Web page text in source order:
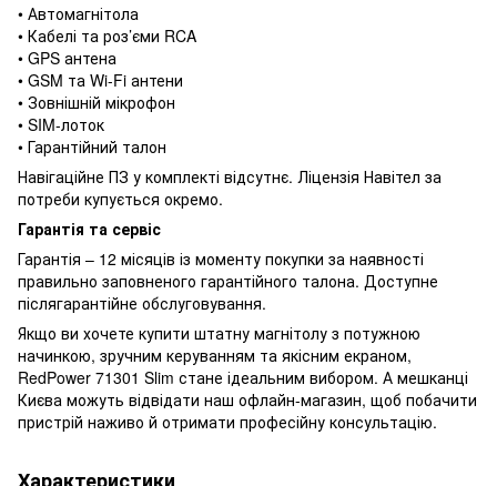
• Автомагнітола
• Кабелі та роз’єми RCA
• GPS антена
• GSM та Wi-Fi антени
• Зовнішній мікрофон
• SIM-лоток
• Гарантійний талон
Навігаційне ПЗ у комплекті відсутнє. Ліцензія Навітел за
потреби купується окремо.
Гарантія та сервіс
Гарантія – 12 місяців із моменту покупки за наявності
правильно заповненого гарантійного талона. Доступне
післягарантійне обслуговування.
Якщо ви хочете купити штатну магнітолу з потужною
начинкою, зручним керуванням та якісним екраном,
RedPower 71301 Slim стане ідеальним вибором. А мешканці
Києва можуть відвідати наш офлайн-магазин, щоб побачити
пристрій наживо й отримати професійну консультацію.